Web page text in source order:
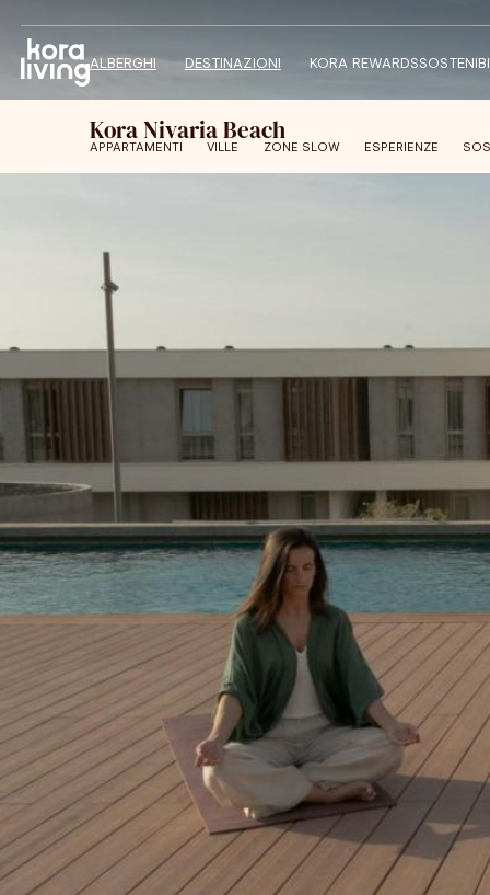
ALBERGHI DESTINAZIONI KORA REWARDS
Kora Nivaria Beach
APPARTAMENTI VILLE ZONE SLOW ESPERIENZE